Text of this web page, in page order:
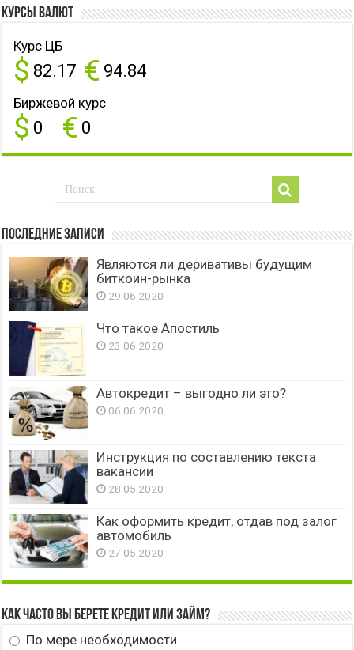
Курсы валют
Курс ЦБ
$ 82.17 € 94.84
Биржевой курс
$ 0 € 0
Последние записи
Являются ли деривативы будущим
биткоин-рынка
29.06.2020
Что такое Апостиль
23.06.2020
Автокредит – выгодно ли это?
06.06.2020
Инструкция по составлению текста
вакансии
28.05.2020
Как оформить кредит, отдав под залог
автомобиль
27.05.2020
Как часто вы берете кредит или займ?
По мере необходимости